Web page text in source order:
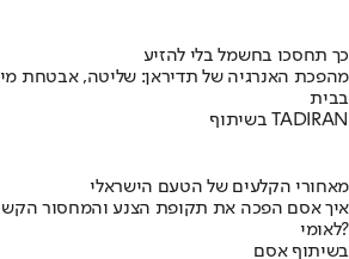
כך תחסכו בחשמל בלי להזיע
מהפכת האנרגיה של תדיראן: שליטה, אבטחת
בבית
בשיתוף TADIRAN
מאחורי הקלעים של הטעם הישראלי
לאומי?
בשיתוף אסם